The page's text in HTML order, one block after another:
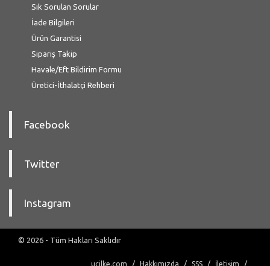
Sık Sorulan Sorular
İade Bilgileri
Ürün Garantisi
Sipariş Takip
Havale/Eft Bildirim Formu
Üretici-İthalatçi Rehberi
Facebook
Twitter
Instagram
© 2026 - Tüm Hakları Saklıdır
ucilke.com Hakkımızda SSS İletişim